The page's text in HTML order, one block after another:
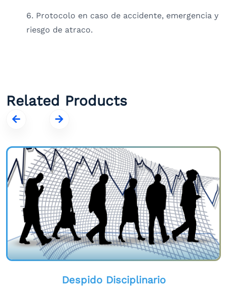
6. Protocolo en caso de accidente, emergencia y
riesgo de atraco.
Related Products
Despido Disciplinario